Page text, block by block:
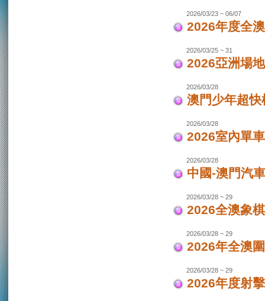
2026/03/23 ~ 06/07
2026年度全
2026/03/25 ~ 31
2026亞洲場
2026/03/28
澳門少年超快
2026/03/28
2026室內單
2026/03/28
中國-澳門汽
2026/03/28 ~ 29
2026全澳象
2026/03/28 ~ 29
2026年全澳
2026/03/28 ~ 29
2026年度射